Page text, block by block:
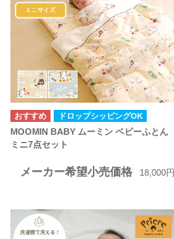
ドロップシッピングOK
MOOMIN BABY ムーミン ベビーふとん
ミニ7点セット
メーカー希望小売価格 18,000円